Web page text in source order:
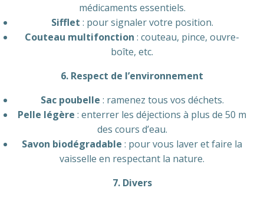
médicaments essentiels.
Sifflet : pour signaler votre position.
Couteau multifonction : couteau, pince, ouvre-
boîte, etc.
6. Respect de l’environnement
Sac poubelle : ramenez tous vos déchets.
Pelle légère : enterrer les déjections à plus de 50 m
des cours d’eau.
Savon biodégradable : pour vous laver et faire la
vaisselle en respectant la nature.
7. Divers